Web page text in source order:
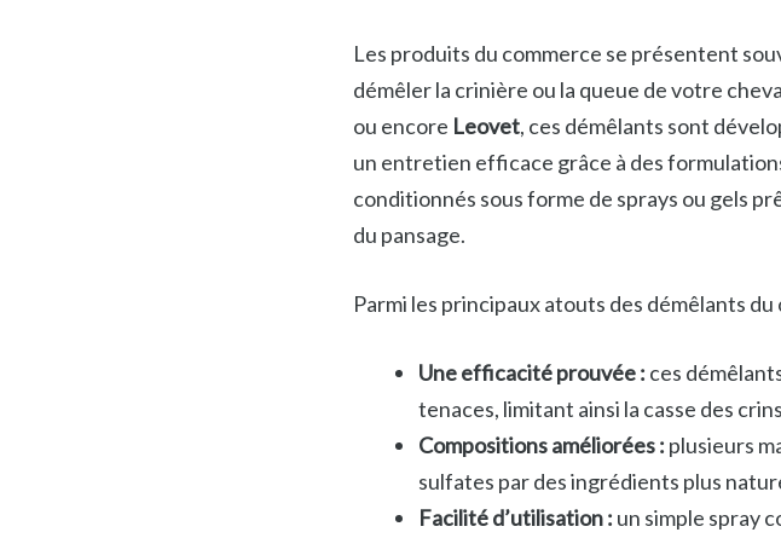
Les produits du commerce se présentent
démêler la crinière ou la queue de votre
ou encore Leovet, ces démêlants sont
un entretien efficace grâce à des
conditionnés sous forme de sprays ou gels
du pansage.
Parmi les principaux atouts des démêlants
Une efficacité prouvée : ces
tenaces, limitant ainsi la casse des
Compositions améliorées : plusieurs
sulfates par des ingrédients plus
Facilité d’utilisation : un simple spray